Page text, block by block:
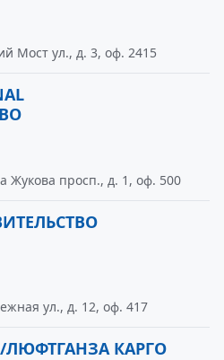
Мост ул., д. 3, оф. 2415
Жукова просп., д. 1, оф. 500
ул., д. 12, оф. 417
ЛЮФТГАНЗА КАРГО